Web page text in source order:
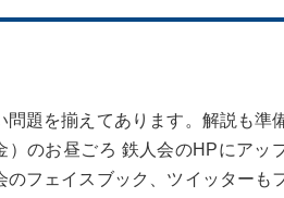
題を揃えてあります。解説も準
のお昼ごろ 鉄人会のHPにアッ
フェイスブック、ツイッターも